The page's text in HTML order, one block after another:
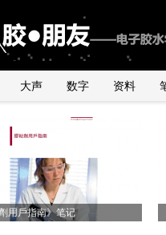
大声 数字 资料
世界级高手交流有感
年银粉与浆料产品行业研讨会》
劑用戶指南》笔记